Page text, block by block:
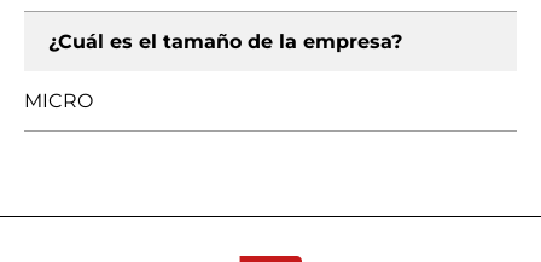
¿Cuál es el tamaño de la empresa?
MICRO